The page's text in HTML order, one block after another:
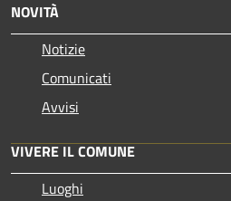
NOVITÀ
Notizie
Comunicati
Avvisi
VIVERE IL COMUNE
Luoghi